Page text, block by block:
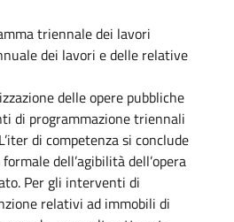
triennale dei lavori
dei lavori e delle relative
delle opere pubbliche
di programmazione triennali
di competenza si conclude
dell’agibilità dell’opera
Per gli interventi di
relativi ad immobili di